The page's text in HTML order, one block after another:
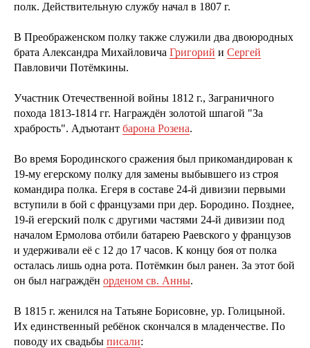
полк. Действительную службу начал в 1807 г.
В Преображенском полку также служили два двоюродных
брата Александра Михайловича Григорий и Сергей
Павловичи Потёмкины.
Участник Отечественной войны 1812 г., Заграничного
похода 1813-1814 гг. Награждён золотой шпагой "За
храбрость". Адъютант барона Розена.
Во время Бородинского сражения был прикомандирован к
19-му егерскому полку для замены выбывшего из строя
командира полка. Егеря в составе 24-й дивизии первыми
вступили в бой с французами при дер. Бородино. Позднее,
19-й егерский полк с другими частями 24-й дивизии под
началом Ермолова отбили батарею Раевского у французов
и удерживали её с 12 до 17 часов. К концу боя от полка
осталась лишь одна рота. Потёмкин был ранен. За этот бой
он был награждён орденом св. Анны.
В 1815 г. женился на Татьяне Борисовне, ур. Голицыной.
Их единственный ребёнок скончался в младенчестве. По
поводу их свадьбы писали: